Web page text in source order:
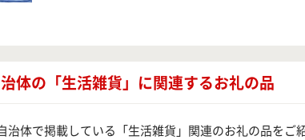
体の「生活雑貨」に関連するお礼の品
治体で掲載している「生活雑貨」関連のお礼の品をご